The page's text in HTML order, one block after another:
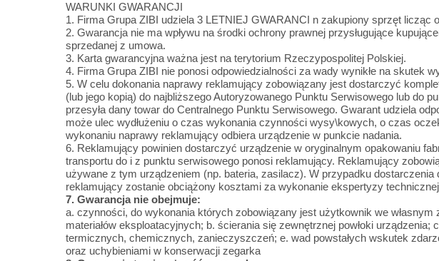
WARUNKI GWARANCJI
1. Firma Grupa ZIBI udziela 3 LETNIEJ GWARANCI n zakupiony sprzęt licząc
2. Gwarancja nie ma wpływu na środki ochrony prawnej przysługujące
sprzedanej z umowa.
3. Karta gwarancyjna ważna jest na terytorium Rzeczypospolitej Polskiej.
4. Firma Grupa ZIBI nie ponosi odpowiedzialności za wady wynikłe na skutek
5. W celu dokonania naprawy reklamujący zobowiązany jest dostarczyć
(lub jego kopią) do najbliższego Autoryzowanego Punktu Serwisowego lub do
przesyła dany towar do Centralnego Punktu Serwisowego. Gwarant udziela
może ulec wydłużeniu o czas wykonania czynności wysy\kowych, o czas
wykonaniu naprawy reklamujący odbiera urządzenie w punkcie nadania.
6. Reklamujący powinien dostarczyć urządzenie w oryginalnym opakowaniu
transportu do i z punktu serwisowego ponosi reklamujący. Reklamujący
używane z tym urządzeniem (np. bateria, zasilacz). W przypadku
reklamujący zostanie obciążony kosztami za wykonanie ekspertyzy
7. Gwarancja nie obejmuje:
a. czynności, do wykonania których zobowiązany jest użytkownik we
materiałów eksploatacyjnych; b. ścierania się zewnętrznej powłoki
termicznych, chemicznych, zanieczyszczeń; e. wad powstałych wskutek
oraz uchybieniami w konserwacji zegarka